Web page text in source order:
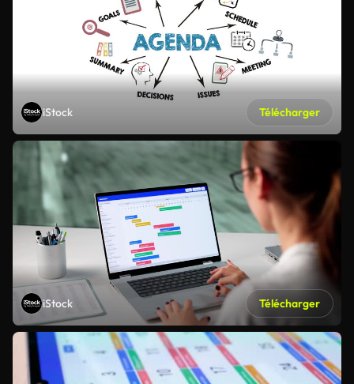
iStock Télécharger
iStock Télécharger